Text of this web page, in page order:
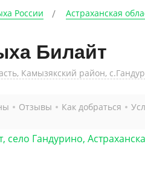
России Астраханская
Билайт
Камызякский район,
Отзывы Как добраться